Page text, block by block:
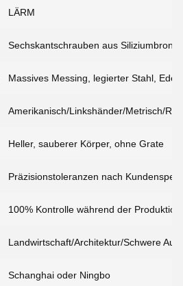
LÄRM
Sechskantschrauben aus Siliziumbronze
Massives Messing, legierter Stahl,
Amerikanisch/Linkshänder/Metrisch/
Heller, sauberer Körper, ohne Grate
Präzisionstoleranzen nach
100% Kontrolle während der Produktion
Landwirtschaft/Architektur/Schwere
Schanghai oder Ningbo